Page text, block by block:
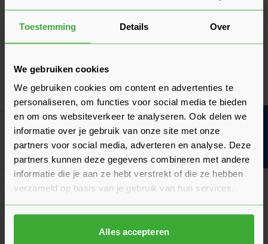
Toestemming Details Over
We gebruiken cookies
We gebruiken cookies om content en advertenties te
personaliseren, om functies voor social media te bieden
en om ons websiteverkeer te analyseren. Ook delen we
informatie over je gebruik van onze site met onze
partners voor social media, adverteren en analyse. Deze
partners kunnen deze gegevens combineren met andere
informatie die je aan ze hebt verstrekt of die ze hebben
verzameld op basis van je gebruik van hun services.
Alles accepteren
1250x600 mm. De isolatieplaat is 8 cm dik en dankzij zijn
drukvastheid uitstekend te belopen. De platen worden
verpakt per pak van 3,75 m² en hebben een uitstekende Rd
waarde van 2,25 m² K/W.
Alles voor bouwend Nederland.
Boven 2.000 gratis verzending Al 40 jaar dé specialist
Alles
Boven 2.000 gratis verzending
Al 40 jaar dé specialist Alles
Assortiment